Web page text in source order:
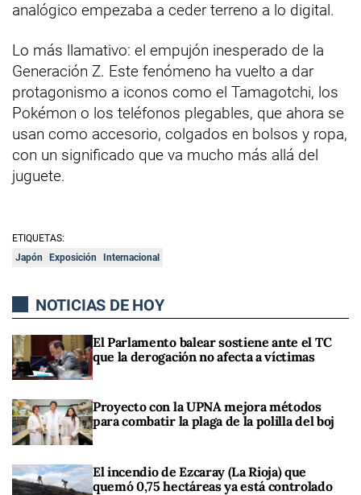
analógico empezaba a ceder terreno a lo digital.
Lo más llamativo: el empujón inesperado de la
Generación Z. Este fenómeno ha vuelto a dar
protagonismo a iconos como el Tamagotchi, los
Pokémon o los teléfonos plegables, que ahora se
usan como accesorio, colgados en bolsos y ropa,
con un significado que va mucho más allá del
juguete.
ETIQUETAS:
Japón
Exposición Internacional
NOTICIAS DE HOY
El Parlamento balear sostiene ante el TC
que la derogación no afecta a víctimas
Proyecto con la UPNA mejora métodos
para combatir la plaga de la polilla del boj
El incendio de Ezcaray (La Rioja) que
quemó 0,75 hectáreas ya está controlado